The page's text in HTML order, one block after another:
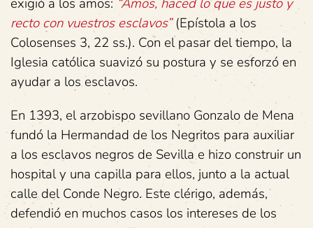
recto con vuestros esclavos”(Epístola a los
Colosenses 3, 22 ss.). Con el pasar del tiempo, la
Iglesia católica suavizó su postura y se esforzó en
ayudar a los esclavos.
En 1393, el arzobispo sevillano Gonzalo de Mena
fundó la Hermandad de los Negritos para auxiliar
a los esclavos negros de Sevilla e hizo construir un
hospital y una capilla para ellos, junto a la actual
calle del Conde Negro. Este clérigo, además,
defendió en muchos casos los intereses de los